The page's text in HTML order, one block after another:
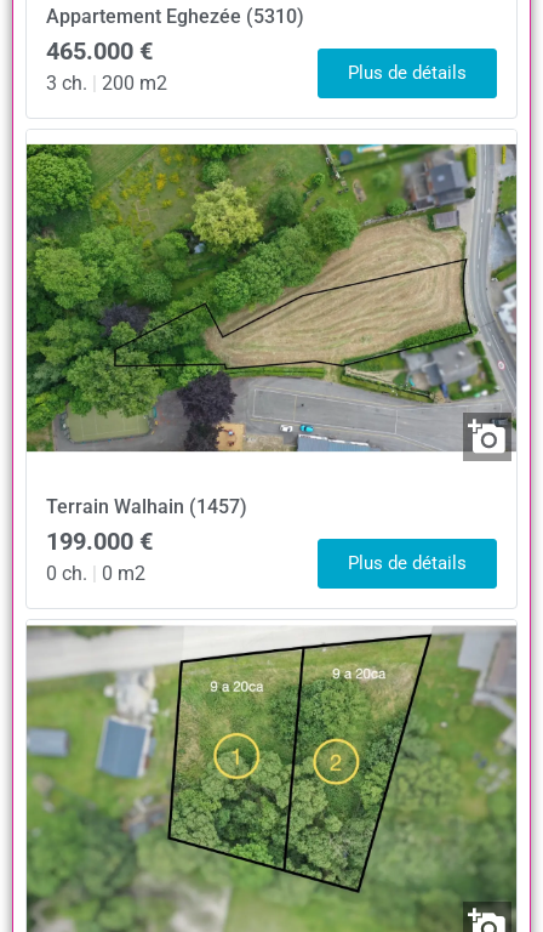
Appartement Eghezée (5310)
465.000 €
3 ch. 200 m2 Plus de détails
Terrain Walhain (1457)
199.000 €
0 ch. | 0 m2 Plus de détails